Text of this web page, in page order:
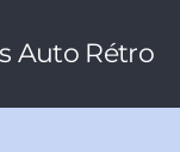
Auto Rétro